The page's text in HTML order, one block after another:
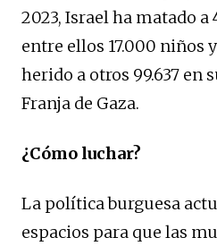
2023, Israel ha matado a
entre ellos 17.000 niños
herido a otros 99.637 en
Franja de Gaza.
¿Cómo luchar?
La política burguesa
espacios para que las